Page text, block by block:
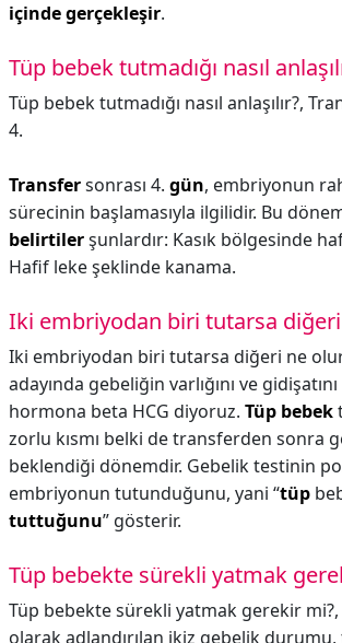
içinde gerçekleşir.
Tüp bebek tutmadığı nasıl
Tüp bebek tutmadığı nasıl anlaşılır?,
4.
Transfersonrası 4. gün, embriyonun
sürecinin başlamasıyla ilgilidir. Bu
belirtilerşunlardır: Kasık bölgesinde
Hafif leke şeklinde kanama.
Iki embriyodan biri tutarsa
Iki embriyodan biri tutarsa diğeri ne
adayında gebeliğin varlığını ve
hormona beta HCG diyoruz. Tüp bebek
zorlu kısmı belki de transferden sonra
beklendiği dönemdir. Gebelik testinin
embriyonun tutunduğunu, yani “tüp
tuttuğunu” gösterir.
Tüp bebekte sürekli yatmak
Tüp bebekte sürekli yatmak gerekir mi?,
olarak adlandırılan ikiz gebelik